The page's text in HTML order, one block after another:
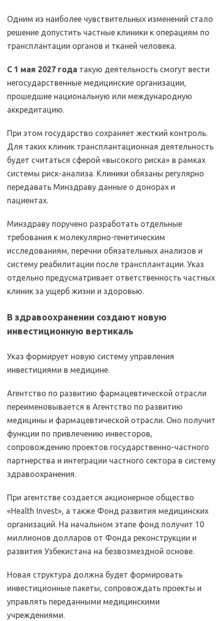
Одним из наиболее чувствительных изменений стало
решение допустить частные клиники к операциям по
трансплантации органов и тканей человека.
С 1 мая 2027 года такую деятельность смогут вести
негосударственные медицинские организации,
прошедшие национальную или международную
аккредитацию.
При этом государство сохраняет жесткий контроль.
Для таких клиник трансплантационная деятельность
будет считаться сферой «высокого риска» в рамках
системы риск-анализа. Клиники обязаны регулярно
передавать Минздраву данные о донорах и
пациентах.
Минздраву поручено разработать отдельные
требования к молекулярно-генетическим
исследованиям, перечни обязательных анализов и
систему реабилитации после трансплантации. Указ
отдельно предусматривает ответственность частных
клиник за ущерб жизни и здоровью.
В здравоохранении создают новую
инвестиционную вертикаль
Указ формирует новую систему управления
инвестициями в медицине.
Агентство по развитию фармацевтической отрасли
переименовывается в Агентство по развитию
медицины и фармацевтической отрасли. Оно получит
функции по привлечению инвесторов,
сопровождению проектов государственно-частного
партнерства и интеграции частного сектора в систему
здравоохранения.
При агентстве создается акционерное общество
«Health Invest», а также Фонд развития медицинских
организаций. На начальном этапе фонд получит 10
миллионов долларов от Фонда реконструкции и
развития Узбекистана на безвозмездной основе.
Новая структура должна будет формировать
инвестиционные пакеты, сопровождать проекты и
управлять переданными медицинскими
учреждениями.